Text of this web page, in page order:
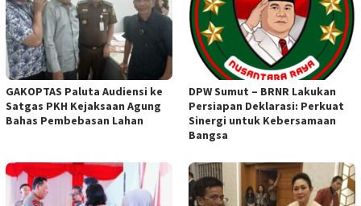
GAKOPTAS Paluta Audiensi ke
Satgas PKH Kejaksaan Agung
Bahas Pembebasan Lahan
DPW Sumut – BRNR Lakukan
Persiapan Deklarasi: Perkuat
Sinergi untuk Kebersamaan
Bangsa